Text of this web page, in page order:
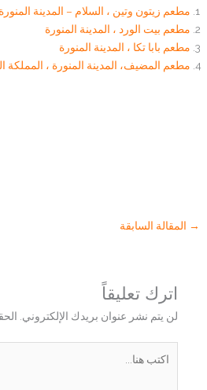
مطعم زيتون وتين ، السلام – المدينة المنورة
مطعم بيت الورد ، المدينة المنورة
مطعم بابا تكا ، المدينة المنورة
مطعم المضيف، المدينة المنورة ، المملكة
→ المقالة السابقة
اترك تعليقاً
لن يتم نشر عنوان بريدك الإلكتروني.